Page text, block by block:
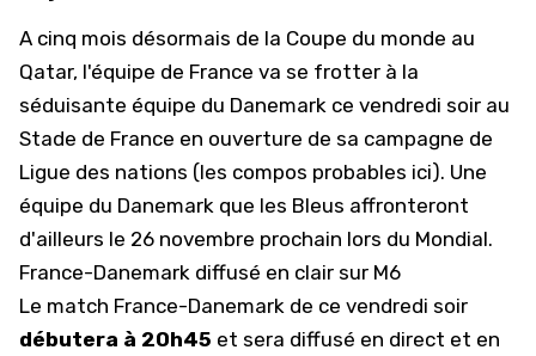
A cinq mois désormais de la Coupe du monde au
Qatar, l'équipe de France va se frotter à la
séduisante équipe du Danemark ce vendredi soir au
Stade de France en ouverture de sa campagne de
Ligue des nations (les compos probables ici). Une
équipe du Danemark que les Bleus affronteront
d'ailleurs le 26 novembre prochain lors du Mondial.
France-Danemark diffusé en clair sur M6
Le match France-Danemark de ce vendredi soir
débutera à 20h45 et sera diffusé en direct et en